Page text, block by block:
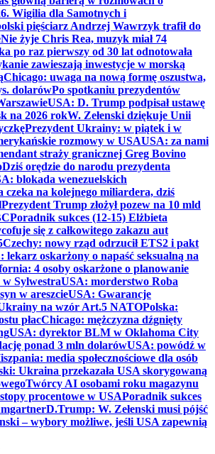
Wigilia dla Samotnych i
pięściarz Andrzej Wawrzyk trafił do
Nie żyje Chris Rea, muzyk miał 74
po raz pierwszy od 30 lat odnotowała
zawieszają inwestycje w morską
Chicago: uwaga na nową formę oszustwa,
dolarówPo spotkaniu prezydentów
USA: D. Trump podpisał ustawę
na 2026 rokW. Zełenski dziękuje Unii
Prezydent Ukrainy: w piątek i w
rozmowy w USAUSA: za nami
straży granicznej Greg Bovino
Dziś orędzie do narodu prezydenta
blokada wenezuelskich
czeka na kolejnego miliardera, dziś
Prezydent Trump złożył pozew na 10 mld
Poradnik sukces (12-15) Elżbieta
się z całkowitego zakazu aut
Czechy: nowy rząd odrzucił ETS2 i pakt
oskarżony o napaść seksualną na
4 osoby oskarżone o planowanie
SylwestraUSA: morderstwo Roba
w areszcieUSA: Gwarancje
na wzór Art.5 NATOPolska:
płacChicago: mężczyzna dźgnięty
USA: dyrektor BLM w Oklahoma City
ponad 3 mln dolarówUSA: powódź w
media społecznościowe dla osób
Ukraina przekazała USA skorygowaną
Twórcy AI osobami roku magazynu
procentowe w USAPoradnik sukces
D.Trump: W. Zełenski musi pójść
– wybory możliwe, jeśli USA zapewnią